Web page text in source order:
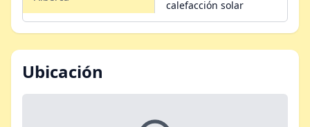
calefacción solar
Ubicación